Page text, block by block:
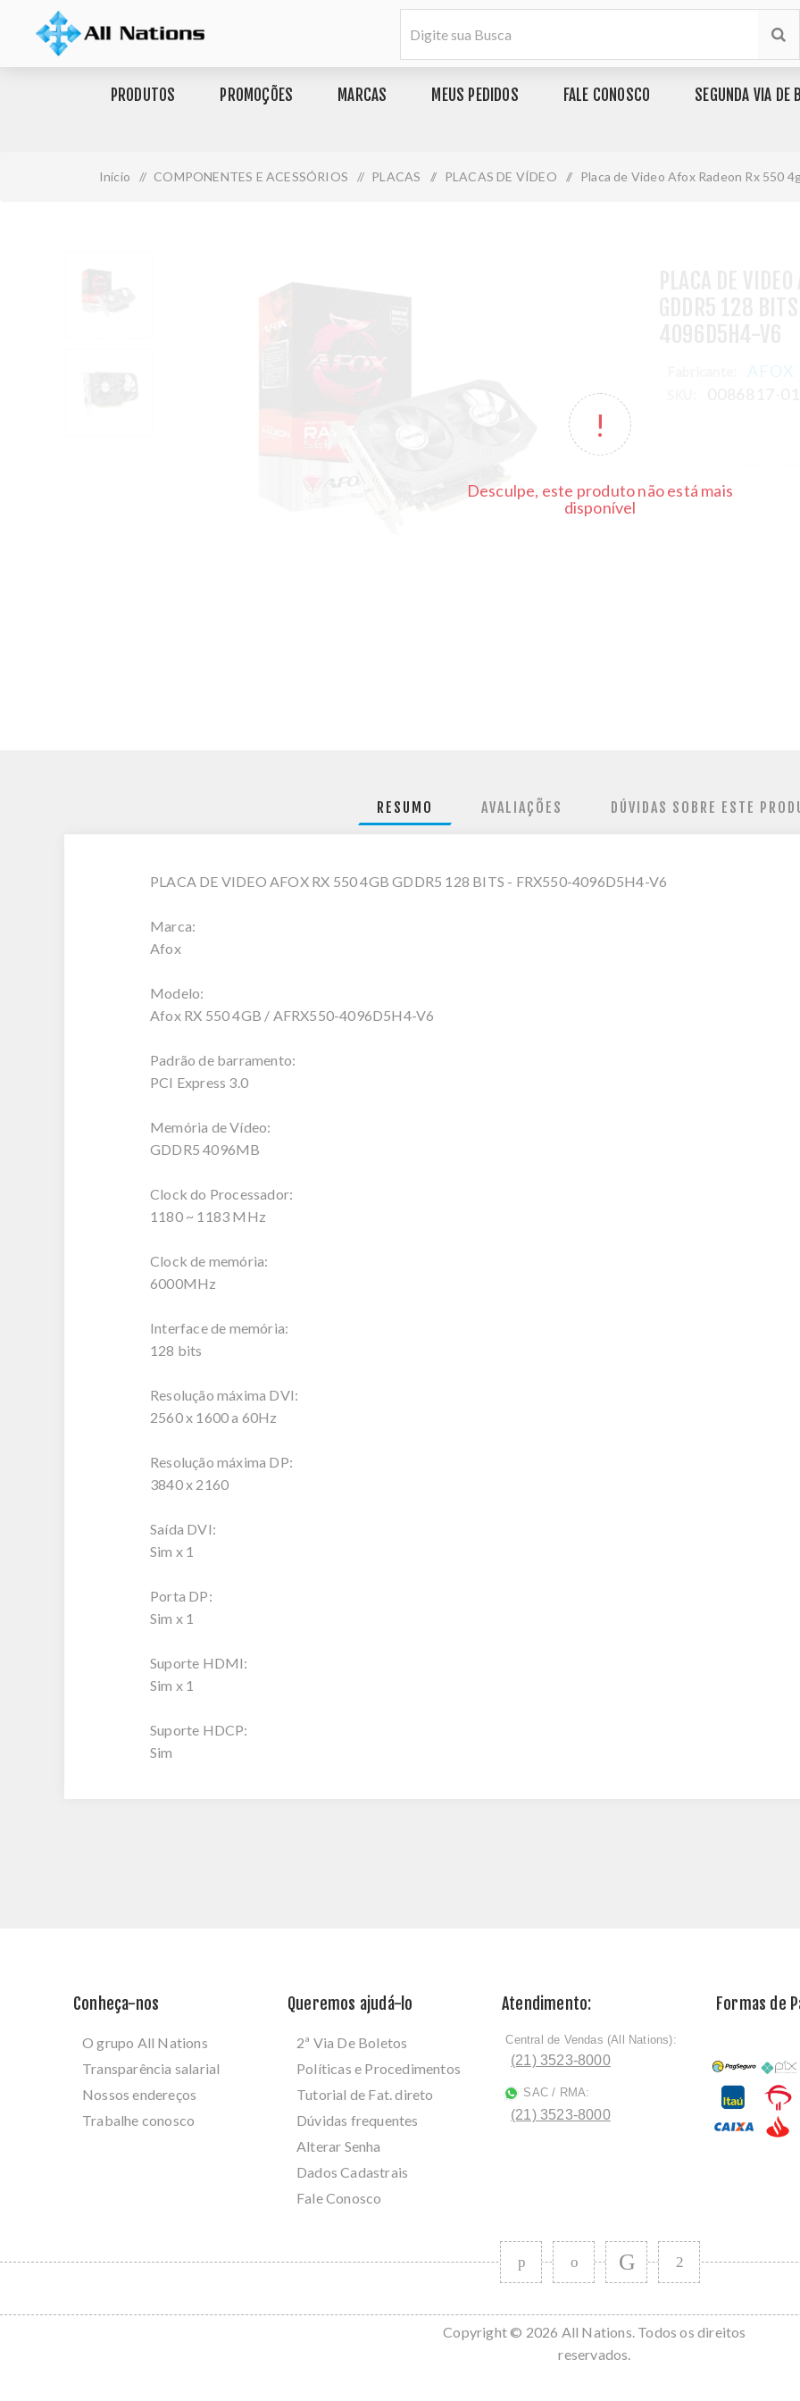
PRODUTOS PROMOÇÕES MARCAS MEUS PEDIDOS FALE CONOSCO SEGUNDA VIA DE
Início / COMPONENTES E ACESSÓRIOS / PLACAS / PLACAS DE VÍDEO / Placa de Video Afox Radeon Rx 550
Desculpe, este produto não está mais
disponível
AFOX
RESUMO AVALIAÇÕES DÚVIDAS SOBRE ESTE
PLACA DE VIDEO AFOX RX 550 4GB GDDR5 128 BITS - FRX550-4096D5H4-V6
Marca:
Afox
Modelo:
Afox RX 550 4GB / AFRX550-4096D5H4-V6
Padrão de barramento:
PCI Express 3.0
Memória de Vídeo:
GDDR5 4096MB
Clock do Processador:
1180 ~ 1183 MHz
Clock de memória:
6000MHz
Interface de memória:
128 bits
Resolução máxima DVI:
2560 x 1600 a 60Hz
Resolução máxima DP:
3840 x 2160
Saída DVI:
Sim x 1
Porta DP:
Sim x 1
Suporte HDMI:
Sim x 1
Suporte HDCP:
Sim
Conheça-nos
O grupo All Nations
Transparência salarial
Nossos endereços
Trabalhe conosco
Queremos ajudá-lo
2ª Via De Boletos
Políticas e Procedimentos
Tutorial de Fat. direto
Dúvidas frequentes
Alterar Senha
Dados Cadastrais
Fale Conosco
Atendimento:
ﾠCentral de Vendas (All Nations):
(21) 3523-8000
SAC / RMA:
(21) 3523-8000
Formas de
Copyright © 2026 All Nations. Todos os direitos
reservados.